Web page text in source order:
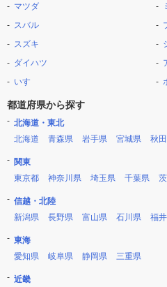
マツダ
スバル
スズキ
ダイハツ
いすゞ
都道府県から探す
北海道・東北
北海道
青森県 岩手県 宮城県 秋
関東
東京都
神奈川県 埼玉県 千葉県
信越・北陸
新潟県
長野県 富山県 石川県 福
東海
愛知県
岐阜県 静岡県 三重県
近畿